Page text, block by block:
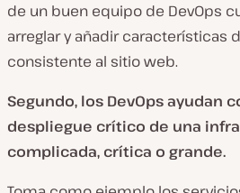
de un buen equipo de DevOps
arreglar y añadir características
consistente al sitio web.
Segundo, los DevOps ayudan
despliegue crítico de una
complicada, crítica o grande.